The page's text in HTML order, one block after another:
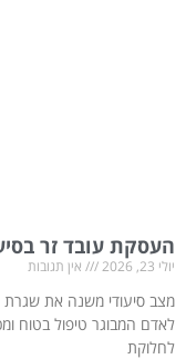
העסקת עובד זר
יולי 23, 2026 אין תגובות
מצב סיעודי משנה את
לאדם המבוגר טיפול בטוח
לחלוקת